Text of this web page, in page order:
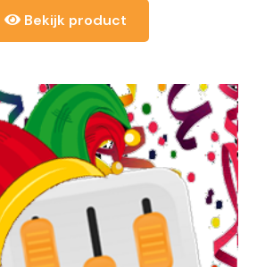
Bekijk product